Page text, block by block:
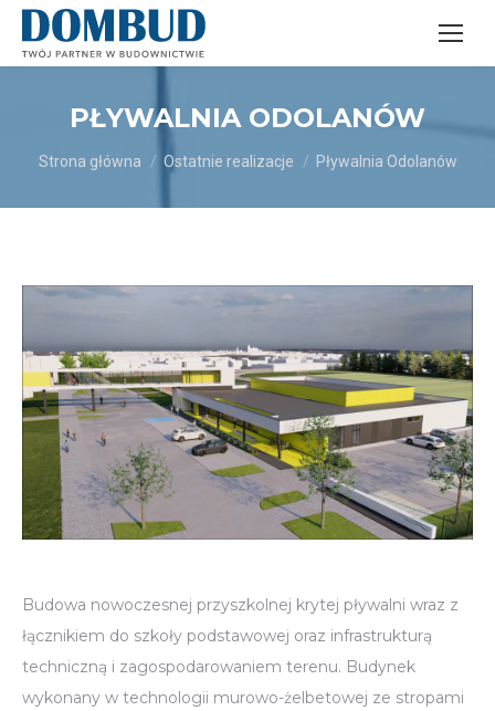
PŁYWALNIA ODOLANÓW
Jesteś tutaj:
Strona główna Ostatnie realizacje Pływalnia Odolanów
Budowa nowoczesnej przyszkolnej krytej pływalni wraz z
łącznikiem do szkoły podstawowej oraz infrastrukturą
techniczną i zagospodarowaniem terenu. Budynek
wykonany w technologii murowo-żelbetowej ze stropami